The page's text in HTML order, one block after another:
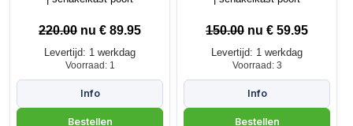
220.00 nu € 89.95
Levertijd: 1 werkdag
Voorraad: 1
150.00 nu € 59.95
Levertijd: 1 werkdag
Voorraad: 3